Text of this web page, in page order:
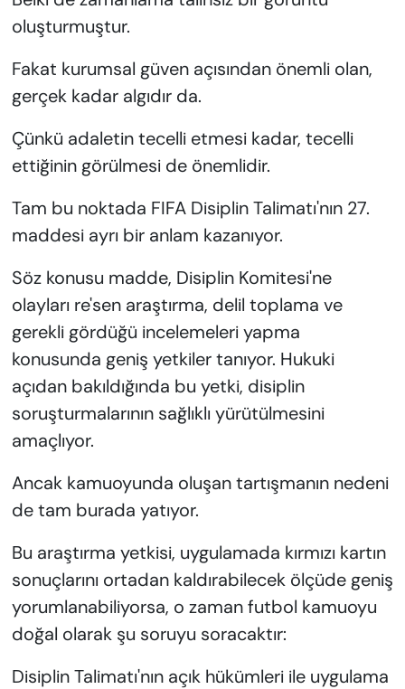
oluşturmuştur.
Fakat kurumsal güven açısından önemli olan,
gerçek kadar algıdır da.
Çünkü adaletin tecelli etmesi kadar, tecelli
ettiğinin görülmesi de önemlidir.
Tam bu noktada FIFA Disiplin Talimatı'nın 27.
maddesi ayrı bir anlam kazanıyor.
Söz konusu madde, Disiplin Komitesi'ne
olayları re'sen araştırma, delil toplama ve
gerekli gördüğü incelemeleri yapma
konusunda geniş yetkiler tanıyor. Hukuki
açıdan bakıldığında bu yetki, disiplin
soruşturmalarının sağlıklı yürütülmesini
amaçlıyor.
Ancak kamuoyunda oluşan tartışmanın nedeni
de tam burada yatıyor.
Bu araştırma yetkisi, uygulamada kırmızı kartın
sonuçlarını ortadan kaldırabilecek ölçüde geniş
yorumlanabiliyorsa, o zaman futbol kamuoyu
doğal olarak şu soruyu soracaktır:
Disiplin Talimatı'nın açık hükümleri ile uygulama